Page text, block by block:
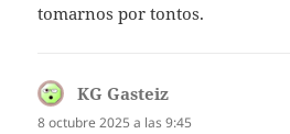
tomarnos por tontos.
KG Gasteiz
8 octubre 2025 a las 9:45